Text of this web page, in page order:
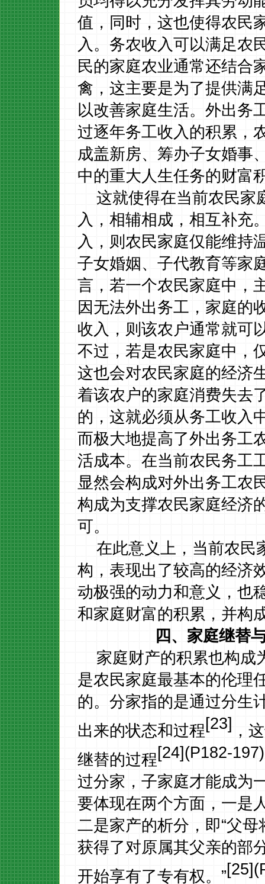
值，同时，这也使得农民
入。务农收入可以满足农
民的家庭农业通常还结合
禽，这主要是为了提供满
以改善家庭生活。外出务
过逐年务工收入的积累，
成盖新房、筹办子女婚事
中的重大人生任务的财富
这就使得在当前农民家
入，相辅相成，相互补充
入，则农民家庭仅能维持
子女婚姻、子代教育等家
言，若一个农民家庭中，
因无法外出务工，家庭的
收入，则该农户通常就可
不过，若是农民家庭中，
这也会对农民家庭的经济
着该农户的家庭消费失去
的，这就必须从务工收入
而极大地提高了外出务工
活成本。在当前农民务工
显然会构成对外出务工农
构成为支撑农民家庭经济
可。
在此意义上，当前农民
构，表现出了较高的经济
动极强的动力和意义，也
和家庭财富的积累，并构
四、家庭继替
家庭财产的积累也构成
是农民家庭最基本的伦理
的。分家指的是通过分生
出来的状态和过程[23]，
继替的过程[24](P182-197)
过分家，子家庭才能成为
要体现在两个方面，一是
二是家产的析分，即“父
获得了对原属其父亲的部
开始享有了专有权。”